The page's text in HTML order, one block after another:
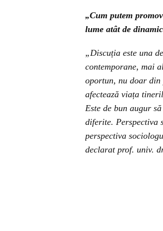
„Cum putem
lume atât de
„Discuția este una
contemporane, mai
oportun, nu doar
afectează viața
Este de bun augur
diferite. Perspectiva
perspectiva
declarat prof. univ.